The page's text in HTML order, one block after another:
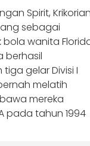
Spirit,
sebagai
wanita
berhasil
gelar Divisi I
melatih
mereka
pada tahun 1994